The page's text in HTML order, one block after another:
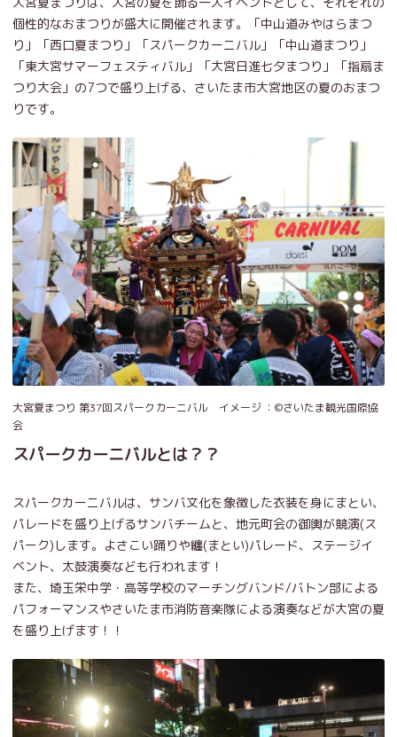
個性的なおまつりが盛大に開催されます。「中山道みやはらまつ
り」「西口夏まつり」「スパークカーニバル」「中山道まつり」
「東大宮サマーフェスティバル」「大宮日進七夕まつり」「指扇ま
つり大会」の7つで盛り上げる、さいたま市大宮地区の夏のおまつ
りです。
大宮夏まつり 第37回スパークカーニバル イメージ ：©️さいたま観光国際協
会
スパークカーニバルとは？？
スパークカーニバルは、サンバ文化を象徴した衣装を身にまとい、
パレードを盛り上げるサンバチームと、地元町会の御輿が競演(ス
パーク)します。よさこい踊りや纏(まとい)パレード、ステージイ
ベント、太鼓演奏なども行われます！
また、埼玉栄中学・高等学校のマーチングバンド/バトン部による
パフォーマンスやさいたま市消防音楽隊による演奏などが大宮の夏
を盛り上げます！！